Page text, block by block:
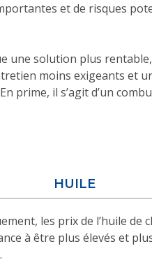
et de risques
une solution plus
moins exigeants et
prime, il s’agit d’un
HUILE
les prix de l’huile de
à être plus élevés et